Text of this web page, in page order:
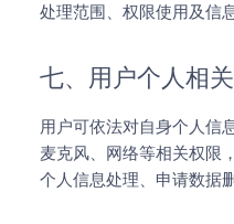
处理范围、权限使用及信
七、用户个人相
用户可依法对自身个人信
麦克风、网络等相关权限
个人信息处理、申请数据